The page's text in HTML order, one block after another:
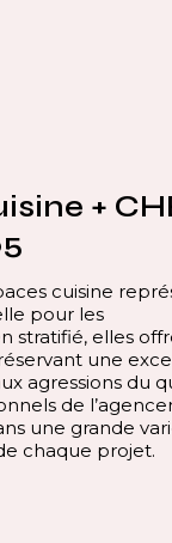
+
cuisine
pour les
stratifié, elles
une
agressions du
de
une grande
chaque projet.